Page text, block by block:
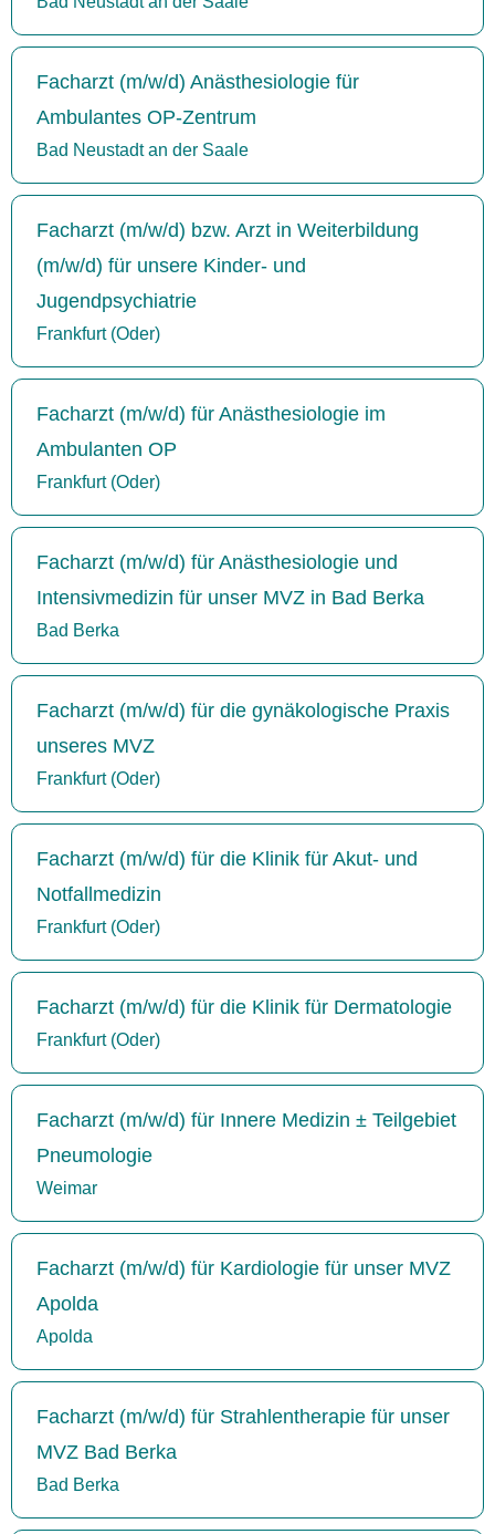
Facharzt (m/w/d) Anästhesiologie für
Ambulantes OP-Zentrum
Bad Neustadt an der Saale
Facharzt (m/w/d) bzw. Arzt in Weiterbildung
(m/w/d) für unsere Kinder- und
Jugendpsychiatrie
Frankfurt (Oder)
Facharzt (m/w/d) für Anästhesiologie im
Ambulanten OP
Frankfurt (Oder)
Facharzt (m/w/d) für Anästhesiologie und
Intensivmedizin für unser MVZ in Bad Berka
Bad Berka
Facharzt (m/w/d) für die gynäkologische Praxis
unseres MVZ
Frankfurt (Oder)
Facharzt (m/w/d) für die Klinik für Akut- und
Notfallmedizin
Frankfurt (Oder)
Facharzt (m/w/d) für die Klinik für Dermatologie
Frankfurt (Oder)
Facharzt (m/w/d) für Innere Medizin ± Teilgebiet
Pneumologie
Weimar
Facharzt (m/w/d) für Kardiologie für unser MVZ
Apolda
Apolda
Facharzt (m/w/d) für Strahlentherapie für unser
MVZ Bad Berka
Bad Berka